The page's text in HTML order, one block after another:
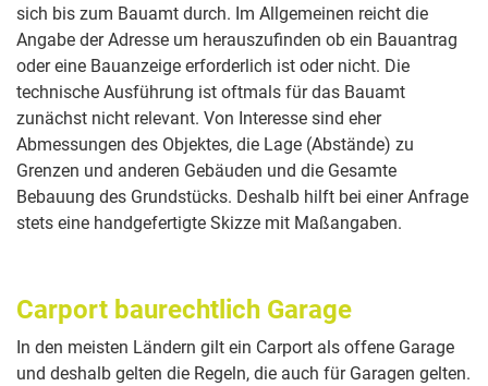
sich bis zum Bauamt durch. Im Allgemeinen reicht die
Angabe der Adresse um herauszufinden ob ein Bauantrag
oder eine Bauanzeige erforderlich ist oder nicht. Die
technische Ausführung ist oftmals für das Bauamt
zunächst nicht relevant. Von Interesse sind eher
Abmessungen des Objektes, die Lage (Abstände) zu
Grenzen und anderen Gebäuden und die Gesamte
Bebauung des Grundstücks. Deshalb hilft bei einer Anfrage
stets eine handgefertigte Skizze mit Maßangaben.
Carport baurechtlich Garage
In den meisten Ländern gilt ein Carport als offene Garage
und deshalb gelten die Regeln, die auch für Garagen gelten.